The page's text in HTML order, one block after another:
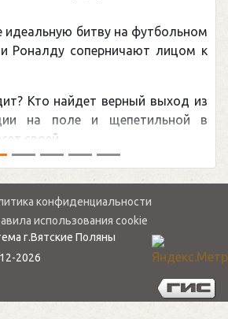
идеальную битву на футбольном
Роналду соперничают лицом к
Кто найдет верный выход из
на поле и щепетильной в
своей ...
конфиденциальности
использования cookie
г.Вятские Поляны
2026